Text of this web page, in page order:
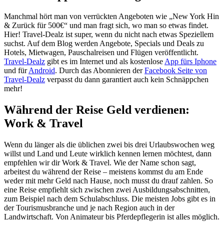
Manchmal hört man von verrückten Angeboten wie „New York Hin
& Zurück für 500€“ und man fragt sich, wo man so etwas findet.
Hier! Travel-Dealz ist super, wenn du nicht nach etwas Speziellem
suchst. Auf dem Blog werden Angebote, Specials und Deals zu
Hotels, Mietwagen, Pauschalreisen und Flügen veröffentlicht.
Travel-Dealz gibt es im Internet und als kostenlose App fürs Iphone
und fürAndroid. Durch das Abonnieren derFacebook Seite von
Travel-Dealz verpasst du dann garantiert auch kein Schnäppchen
mehr!
Während der Reise Geld verdienen:
Work & Travel
Wenn du länger als die üblichen zwei bis drei Urlaubswochen weg
willst und Land und Leute wirklich kennen lernen möchtest, dann
empfehlen wir dir Work & Travel. Wie der Name schon sagt,
arbeitest du während der Reise – meistens kommst du am Ende
weder mit mehr Geld nach Hause, noch musst du drauf zahlen. So
eine Reise empfiehlt sich zwischen zwei Ausbildungsabschnitten,
zum Beispiel nach dem Schulabschluss. Die meisten Jobs gibt es in
der Tourismusbranche und je nach Region auch in der
Landwirtschaft. Von Animateur bis Pferdepflegerin ist alles möglich.